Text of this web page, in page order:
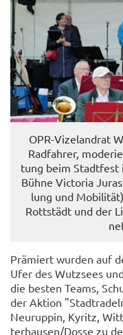
OPR-​Vizelandrat
Rad­fah­rer,
tung beim Stadt­fest
Bühne Vic­to­ria
lung und
Rott­städt und der
Prä­miert wur­den auf
Ufer des Wutz­sees
die bes­ten Teams,
der Ak­ti­on
Neu­rup­pin, Ky­ritz,
ter­hau­sen/Dosse zu